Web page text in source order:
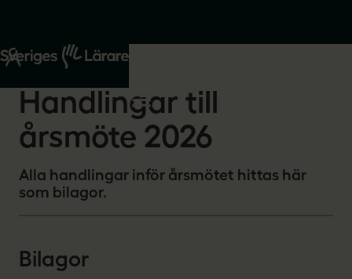
Start
Om oss
2026-03-05
Handlingar till
årsmöte 2026
Alla handlingar inför årsmötet hittas här
som bilagor.
Bilagor